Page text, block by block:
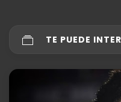
TE PUEDE